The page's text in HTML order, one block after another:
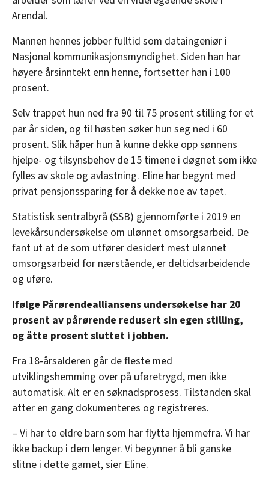
Arendal.
Mannen hennes jobber fulltid som dataingeniør i
Nasjonal kommunikasjonsmyndighet. Siden han har
høyere årsinntekt enn henne, fortsetter han i 100
prosent.
Selv trappet hun ned fra 90 til 75 prosent stilling for et
par år siden, og til høsten søker hun seg ned i 60
prosent. Slik håper hun å kunne dekke opp sønnens
hjelpe- og tilsynsbehov de 15 timene i døgnet som ikke
fylles av skole og avlastning. Eline har begynt med
privat pensjonssparing for å dekke noe av tapet.
Statistisk sentralbyrå (SSB) gjennomførte i 2019 en
levekårsundersøkelse om ulønnet omsorgsarbeid. De
fant ut at de som utfører desidert mest ulønnet
omsorgsarbeid for nærstående, er deltidsarbeidende
og uføre.
Ifølge Pårørendealliansens undersøkelse har 20
prosent av pårørende redusert sin egen stilling,
og åtte prosent sluttet i jobben.
Fra 18-årsalderen går de fleste med
utviklingshemming over på uføretrygd, men ikke
automatisk. Alt er en søknadsprosess. Tilstanden skal
atter en gang dokumenteres og registreres.
– Vi har to eldre barn som har flytta hjemmefra. Vi har
ikke backup i dem lenger. Vi begynner å bli ganske
slitne i dette gamet, sier Eline.